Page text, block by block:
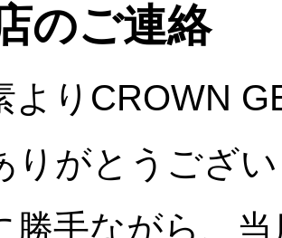
のご連絡
よりCROWN
りがとうござ
勝手ながら、